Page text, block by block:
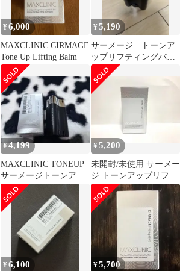
¥6,000
MAXCLINIC CIRMAGE
Tone Up Lifting Balm
¥5,190
サーメージ トーンア
ップリフティングバー
ム
¥4,199
MAXCLINIC TONEUP
サーメージトーンアッ
プリフティングバーム
22g
¥5,200
未開封/未使用 サーメー
ジ トーンアップリフテ
ィングバーム 22g
¥6,100 ¥5,700